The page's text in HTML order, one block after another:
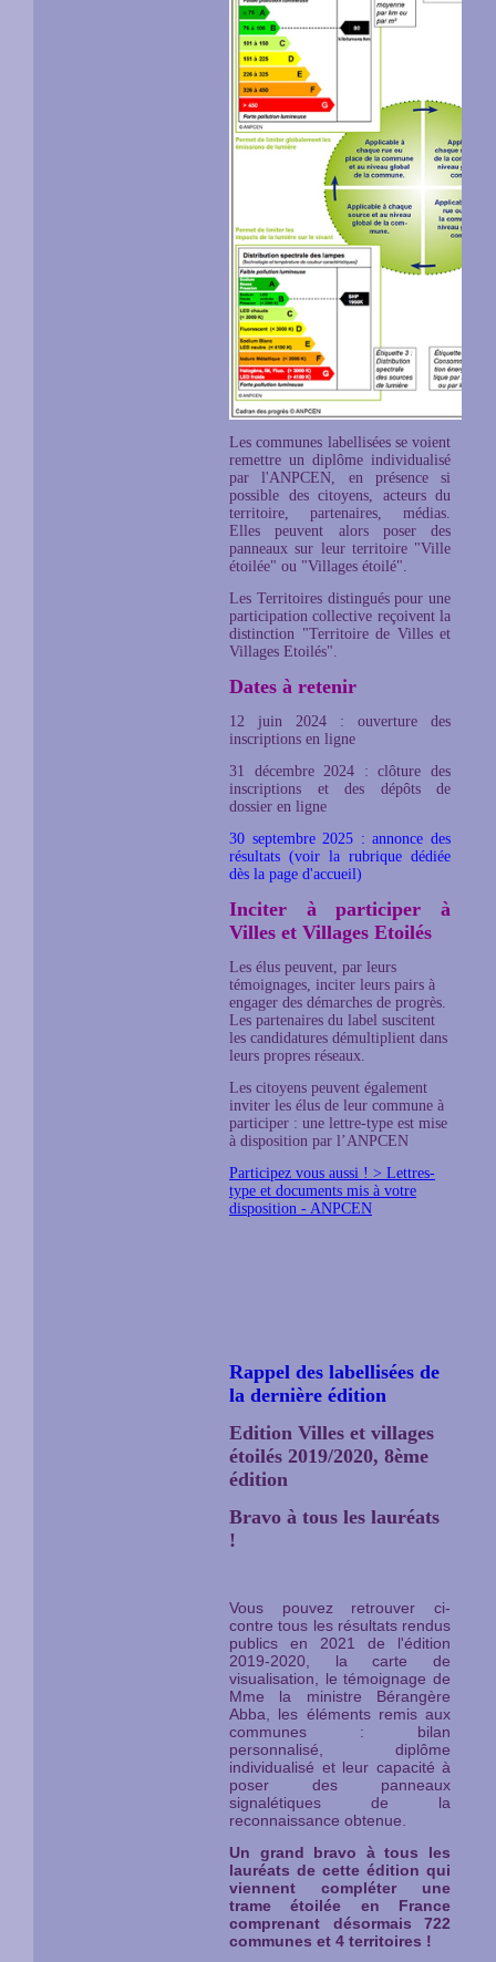
Les communes labellisées se voient
remettre un diplôme individualisé
par l'ANPCEN, en présence si
possible des citoyens, acteurs du
territoire, partenaires, médias.
Elles peuvent alors poser des
panneaux sur leur territoire "Ville
étoilée" ou "Villages étoilé".
Les Territoires distingués pour une
participation collective reçoivent la
distinction "Territoire de Villes et
Villages Etoilés".
Dates à retenir
12 juin 2024 : ouverture des
inscriptions en ligne
31 décembre 2024 : clôture des
inscriptions et des dépôts de
dossier en ligne
30 septembre 2025 : annonce des
résultats (voir la rubrique dédiée
dès la page d'accueil)
Inciter à participer à
Villes et Villages Etoilés
Les élus peuvent, par leurs
témoignages, inciter leurs pairs à
engager des démarches de progrès.
Les partenaires du label suscitent
les candidatures démultiplient dans
leurs propres réseaux.
Les citoyens peuvent également
inviter les élus de leur commune à
participer : une lettre-type est mise
à disposition par l’ANPCEN
Participez vous aussi ! > Lettres-
type et documents mis à votre
disposition - ANPCEN
Rappel des labellisées de
la dernière édition
Edition Villes et villages
étoilés 2019/2020, 8ème
édition
Bravo à tous les lauréats
!
Vous pouvez retrouver ci-
contre tous les résultats rendus
publics en 2021 de l'édition
2019-2020, la carte de
visualisation, le témoignage de
Mme la ministre Bérangère
Abba, les éléments remis aux
communes : bilan
personnalisé, diplôme
individualisé et leur capacité à
poser des panneaux
signalétiques de la
reconnaissance obtenue.
Un grand bravo à tous les
lauréats de cette édition qui
viennent compléter une
trame étoilée en France
comprenant désormais 722
communes et 4 territoires !